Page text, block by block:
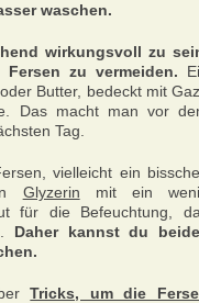
waschen.
wirkungsvoll zu
zu vermeiden.
Butter, bedeckt mit
Das macht man vor
Tag.
vielleicht ein
Glyzerin mit ein
für die Befeuchtung,
Daher kannst du
Tricks, um die